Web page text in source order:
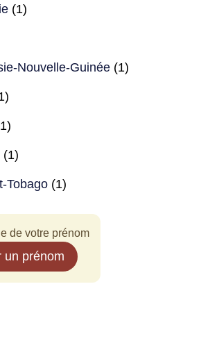
(1)
Nouvelle-Guinée (1)
(1)
Tobago (1)
de votre prénom
un prénom